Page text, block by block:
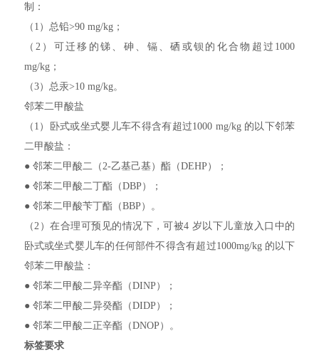
制：
（1）总铅>90 mg/kg；
（2）可迁移的锑、砷、镉、硒或钡的化合物超过1000
mg/kg；
（3）总汞>10 mg/kg。
邻苯二甲酸盐
（1）卧式或坐式婴儿车不得含有超过1000 mg/kg 的以下邻苯
二甲酸盐：
● 邻苯二甲酸二（2-乙基己基）酯（DEHP）；
● 邻苯二甲酸二丁酯（DBP）；
● 邻苯二甲酸苄丁酯（BBP）。
（2）在合理可预见的情况下，可被4 岁以下儿童放入口中的
卧式或坐式婴儿车的任何部件不得含有超过1000mg/kg 的以下
邻苯二甲酸盐：
● 邻苯二甲酸二异辛酯（DINP）；
● 邻苯二甲酸二异癸酯（DIDP）；
● 邻苯二甲酸二正辛酯（DNOP）。
标签要求